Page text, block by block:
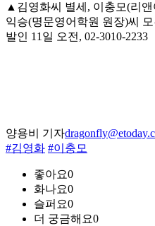
▲김영화씨 별세, 이충모(리앤
익승(명문영어학원 원장)씨
발인 11일 오전, 02-3010-2233
양용비 기자
#김영화 #이충모
좋아요0
화나요0
슬퍼요0
더 궁금해요0